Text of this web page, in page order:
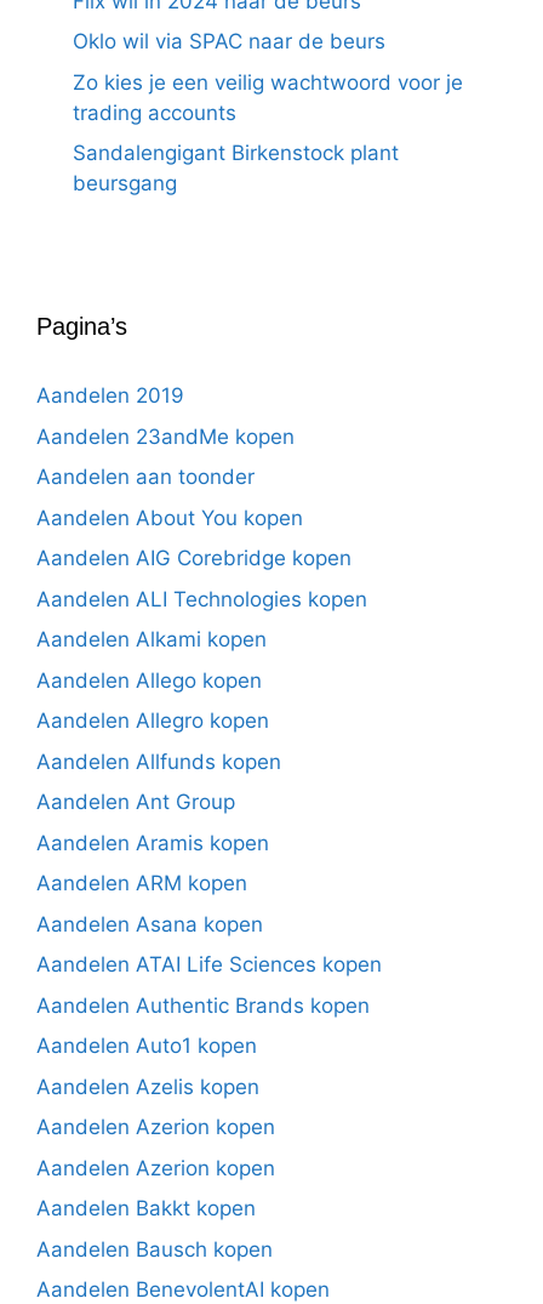
Oklo wil via SPAC naar de beurs
Zo kies je een veilig wachtwoord voor je
trading accounts
Sandalengigant Birkenstock plant
beursgang
Pagina’s
Aandelen 2019
Aandelen 23andMe kopen
Aandelen aan toonder
Aandelen About You kopen
Aandelen AIG Corebridge kopen
Aandelen ALI Technologies kopen
Aandelen Alkami kopen
Aandelen Allego kopen
Aandelen Allegro kopen
Aandelen Allfunds kopen
Aandelen Ant Group
Aandelen Aramis kopen
Aandelen ARM kopen
Aandelen Asana kopen
Aandelen ATAI Life Sciences kopen
Aandelen Authentic Brands kopen
Aandelen Auto1 kopen
Aandelen Azelis kopen
Aandelen Azerion kopen
Aandelen Azerion kopen
Aandelen Bakkt kopen
Aandelen Bausch kopen
Aandelen BenevolentAI kopen